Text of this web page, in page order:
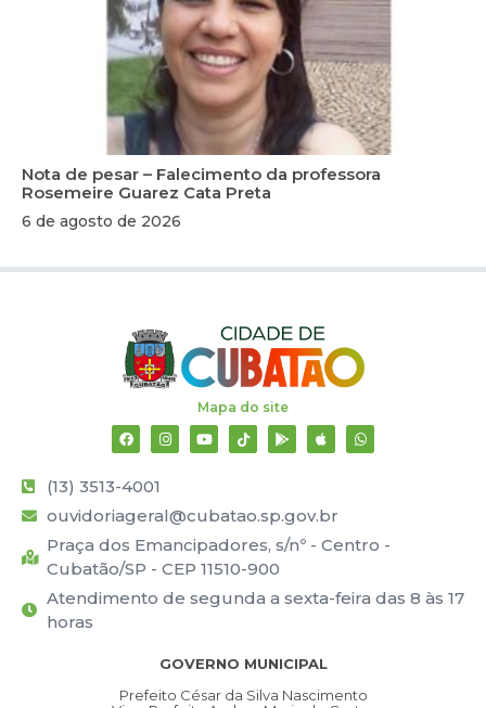
Nota de pesar – Falecimento da professora
Rosemeire Guarez Cata Preta
6 de agosto de 2026
Mapa do site
(13) 3513-4001
ouvidoriageral@cubatao.sp.gov.br
Praça dos Emancipadores, s/nº - Centro -
Cubatão/SP - CEP 11510-900
Atendimento de segunda a sexta-feira das 8 às 17
horas
GOVERNO MUNICIPAL
Prefeito César da Silva Nascimento